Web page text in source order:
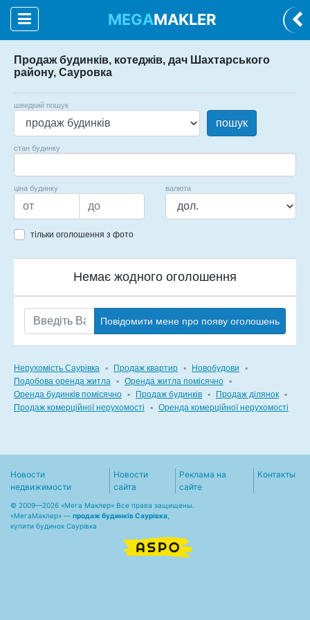
MEGAMAKLER
Продаж будинків, котеджів, дач Шахтарського
району, Сауровка
швидкий пошук
пошук
стан будинку
ціна будинку валюта
тільки оголошення з фото
Немає жодного оголошення
Повідомити мене про появу оголошень
Нерухомість Саурівка ▪ Продаж квартир ▪ Новобудови
▪
Подобова оренда житла ▪ Оренда житла помісячно ▪
Оренда будинків помісячно ▪ Продаж будинків ▪ Продаж ділянок ▪
Продаж комерційної нерухомості
▪ Оренда комерційної нерухомості
Новости
недвижимости
Новости
сайта
Реклама на
сайте
Контакты
© 2009—2026 «Мега Маклер» Все права защищены.
«МегаМаклер» — продаж будинків Саурівка
купити будинок Саурівка